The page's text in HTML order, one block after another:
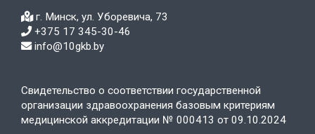
г. Минск, ул. Уборевича, 73
+375 17 345-30-46
info@10gkb.by
Свидетельство о соответствии государственной
организации здравоохранения базовым критериям
медицинской аккредитации № 000413 от 09.10.2024